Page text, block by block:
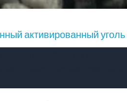
активированный уголь